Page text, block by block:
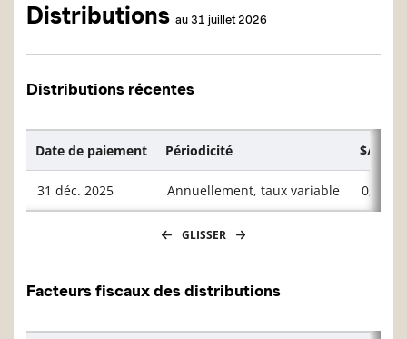
Distributions au 31 juillet 2026
Distributions récentes
Date de paiement Périodicité $/
31 déc. 2025 Annuellement, taux variable
GLISSER
Facteurs fiscaux des distributions